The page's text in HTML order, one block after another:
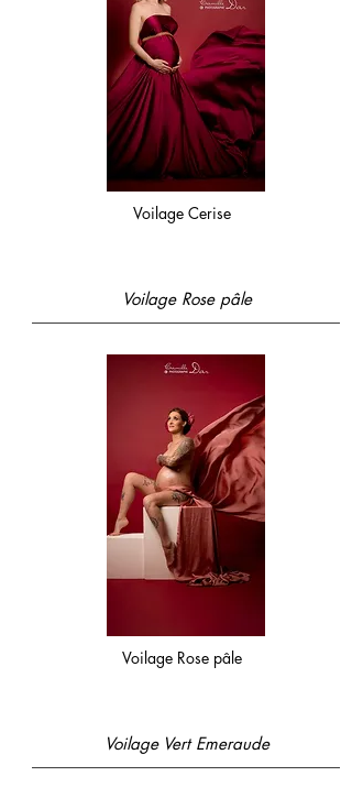
Voilage Cerise
Voilage Rose pâle
Voilage Rose pâle
Voilage Vert Emeraude